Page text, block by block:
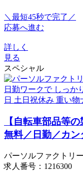
＼最短45秒で完了／
応募へ進む
詳しく
見る
スペシャル
【自転車部品等
無料／日勤／カ
パーソルファクトリ
求人番号：1216300